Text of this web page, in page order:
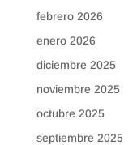
febrero 2026
enero 2026
diciembre 2025
noviembre 2025
octubre 2025
septiembre 2025